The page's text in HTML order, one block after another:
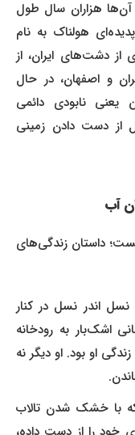
آن‌ها هزاران سال طول
هولناک به نام
دشت‌های ایران، از
و اصفهان، در حال
نابودی دائمی
از دست دادن زمینی
آب
داستان زندگی‌های
اندر نسل در کنار
اشک‌بار به رودخانه
او بود. او دیگر نه
با خشک شدن تالاب